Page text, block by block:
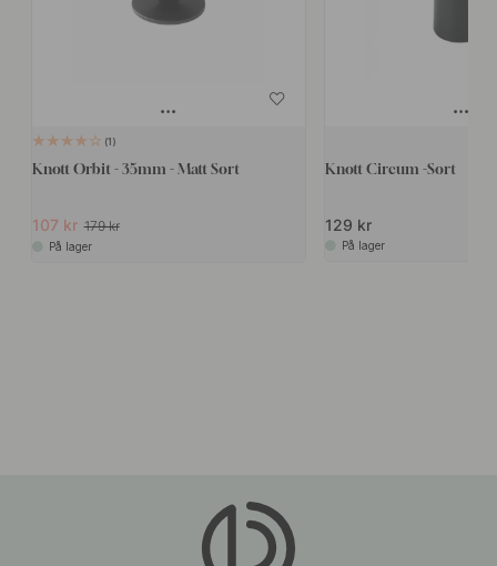
1
Knott Orbit - 35mm - Matt Sort
107 kr 179 kr
På lager
Knott Circum -Sort
129 kr
På lager